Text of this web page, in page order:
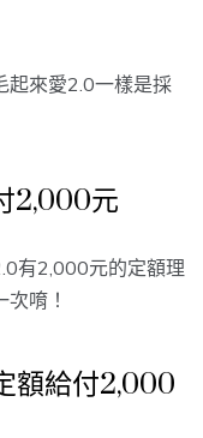
起來愛2.0一樣是採
2,000元
有2,000元的定額理
唷！
額給付2,000